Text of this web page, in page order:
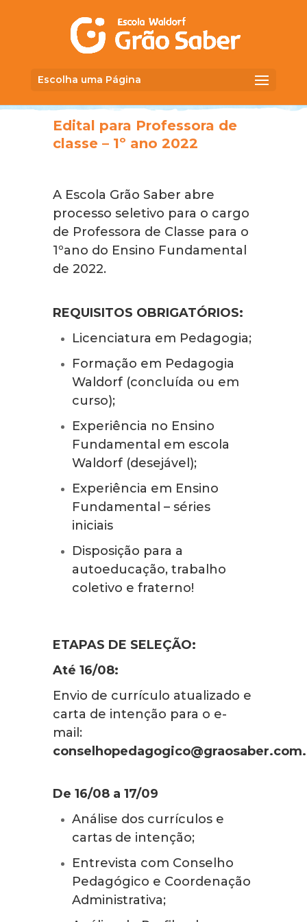
Escolha uma Página
Edital para Professora de
classe – 1º ano 2022
A Escola Grão Saber abre
processo seletivo para o cargo
de Professora de Classe para o
1ºano do Ensino Fundamental
de 2022.
REQUISITOS OBRIGATÓRIOS:
Licenciatura em Pedagogia;
Formação em Pedagogia
Waldorf (concluída ou em
curso);
Experiência no Ensino
Fundamental em escola
Waldorf (desejável);
Experiência em Ensino
Fundamental – séries
iniciais
Disposição para a
autoeducação, trabalho
coletivo e fraterno!
ETAPAS DE SELEÇÃO:
Até 16/08:
Envio de currículo atualizado e
carta de intenção para o e-
mail:
De 16/08 a 17/09
Análise dos currículos e
cartas de intenção;
Entrevista com Conselho
Pedagógico e Coordenação
Administrativa;